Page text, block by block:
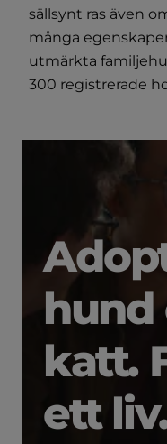
sällsynt ras även
många
utmärkta
300 registrerade
hund
katt.
ett